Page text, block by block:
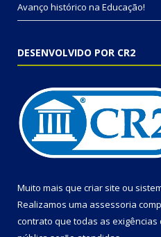
Avanço histórico na Educação!
DESENVOLVIDO POR CR2
Muito mais que criar site ou
Realizamos uma assessoria
contrato que todas as exigências